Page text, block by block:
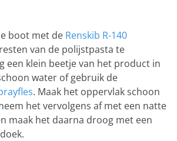
boot met de Renskib R-140
van de polijstpasta te
een klein beetje van het product in
water of gebruik de
. Maak het oppervlak schoon
het vervolgens af met een natte
maak het daarna droog met een